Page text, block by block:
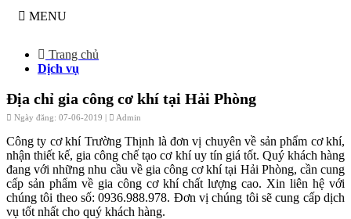
MENU
Trang chủ
Dịch vụ
Địa chỉ gia công cơ khí tại Hải Phòng
Ngày đăng: 07-06-2019 | Admin
Công ty cơ khí Trường Thịnh là đơn vị chuyên về sản phẩm cơ khí,
nhận thiết kế, gia công chế tạo cơ khí uy tín giá tốt. Quý khách hàng
đang với những nhu cầu về gia công cơ khí tại Hải Phòng, cần cung
cấp sản phẩm về gia công cơ khí chất lượng cao. Xin liên hệ với
chúng tôi theo số: 0936.988.978. Đơn vị chúng tôi sẽ cung cấp dịch
vụ tốt nhất cho quý khách hàng.